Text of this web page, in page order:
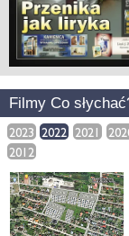
Filmy Co
2023 2022 2021
2012